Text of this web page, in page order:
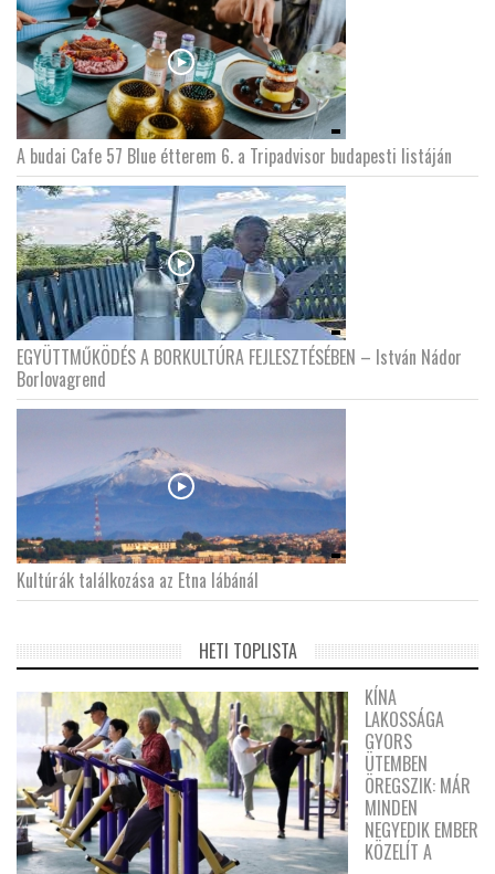
A budai Cafe 57 Blue étterem 6. a Tripadvisor budapesti listáján
EGYÜTTMŰKÖDÉS A BORKULTÚRA FEJLESZTÉSÉBEN – István Nádor
Borlovagrend
Kultúrák találkozása az Etna lábánál
HETI TOPLISTA
KÍNA
LAKOSSÁGA
GYORS
ÜTEMBEN
ÖREGSZIK: MÁR
MINDEN
NEGYEDIK EMBER
KÖZELÍT A